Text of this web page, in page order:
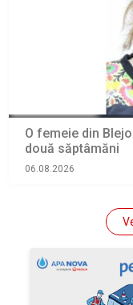
O femeie din
două săptâmăni
06.08.2026